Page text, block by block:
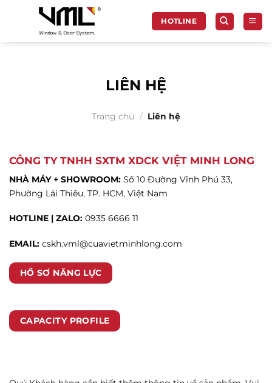
HOTLINE
LIÊN HỆ
Trang chủ / Liên hệ
CÔNG TY TNHH SXTM XDCK VIỆT MINH LONG
NHÀ MÁY + SHOWROOM: Số 10 Đường Vĩnh Phú 33,
Phường Lái Thiêu, TP. HCM, Việt Nam
HOTLINE | ZALO: 0935 6666 11
EMAIL: cskh.vml@cuavietminhlong.com
HỒ SƠ NĂNG LỰC
CAPACITY PROFILE